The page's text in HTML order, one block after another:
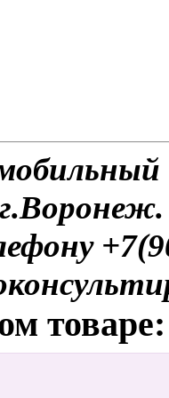
товаре: